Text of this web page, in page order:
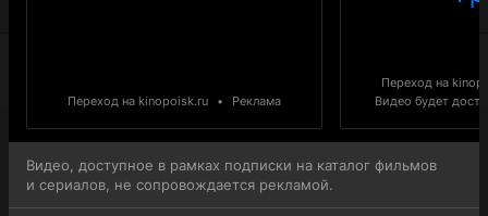
Переход на kinopoisk.ru • Реклама
Переход на
Видео будет
Видео, доступное в рамках подписки на каталог фильмов
и сериалов, не сопровождается рекламой.